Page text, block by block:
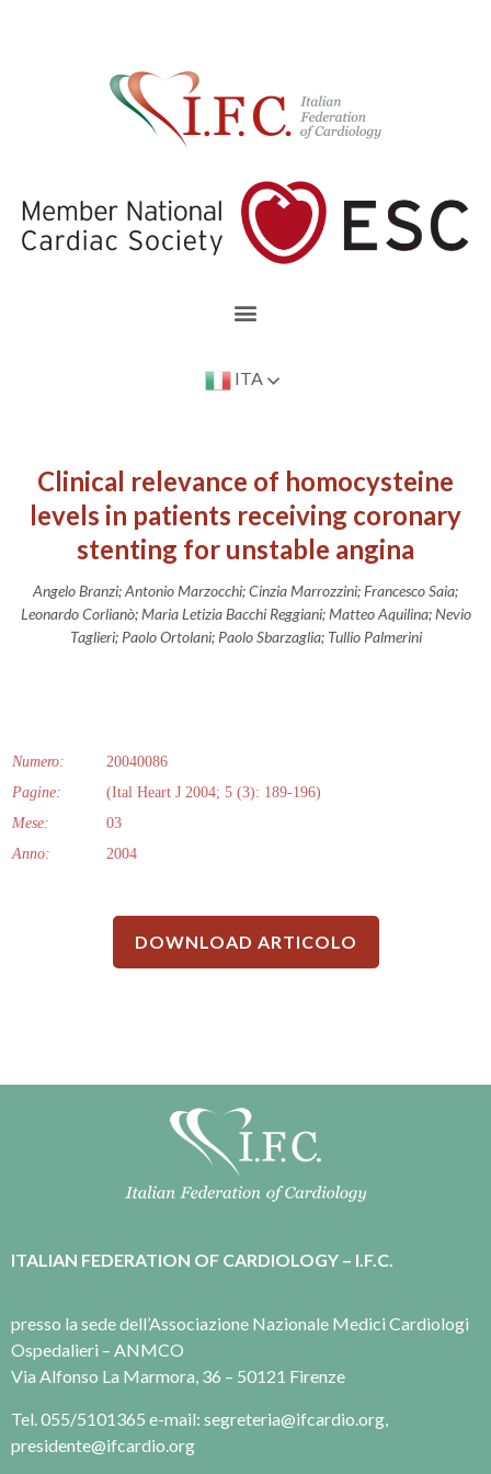
ITA
Clinical relevance of homocysteine
levels in patients receiving coronary
stenting for unstable angina
Angelo Branzi; Antonio Marzocchi; Cinzia Marrozzini; Francesco Saia;
Leonardo Corlianò; Maria Letizia Bacchi Reggiani; Matteo Aquilina; Nevio
Taglieri; Paolo Ortolani; Paolo Sbarzaglia; Tullio Palmerini
Numero:
20040086
Pagine:
(Ital Heart J 2004; 5 (3): 189-196)
Mese:
03
Anno:
2004
DOWNLOAD ARTICOLO
ITALIAN FEDERATION OF CARDIOLOGY – I.F.C.
presso la sede dell’Associazione Nazionale Medici Cardiologi
Ospedalieri – ANMCO
Via Alfonso La Marmora, 36 – 50121 Firenze
Tel. 055/5101365 e-mail: segreteria@ifcardio.org,
presidente@ifcardio.org